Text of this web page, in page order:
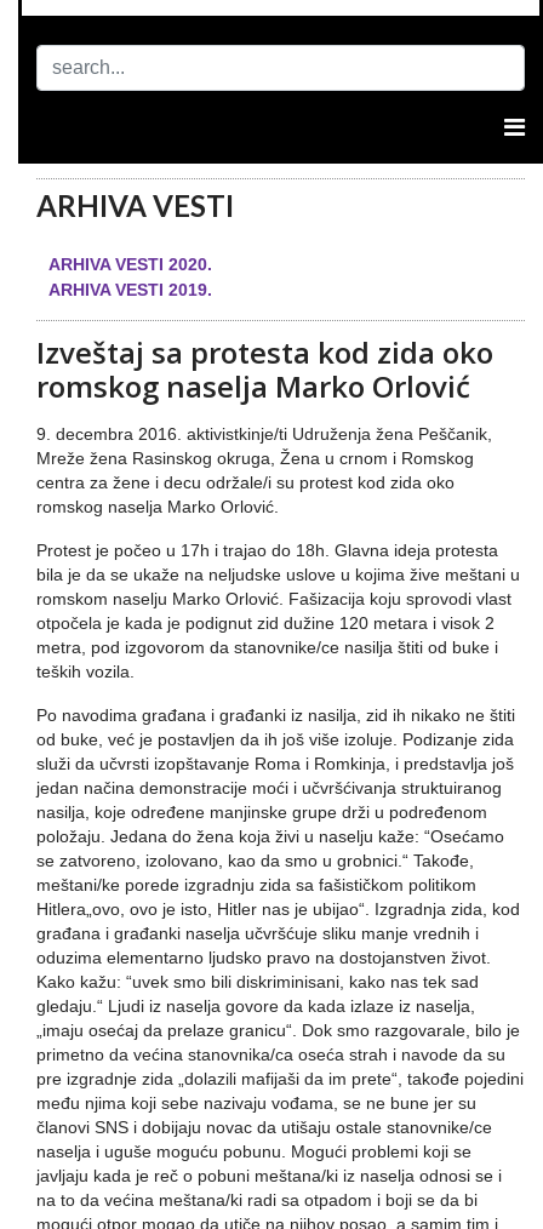
ARHIVA VESTI
ARHIVA VESTI 2020.
ARHIVA VESTI 2019.
Izveštaj sa protesta kod zida oko
romskog naselja Marko Orlović
9. decembra 2016. aktivistkinje/ti Udruženja žena Peščanik,
Mreže žena Rasinskog okruga, Žena u crnom i Romskog
centra za žene i decu održale/i su protest kod zida oko
romskog naselja Marko Orlović.
Protest je počeo u 17h i trajao do 18h. Glavna ideja protesta
bila je da se ukaže na neljudske uslove u kojima žive meštani u
romskom naselju Marko Orlović. Fašizacija koju sprovodi vlast
otpočela je kada je podignut zid dužine 120 metara i visok 2
metra, pod izgovorom da stanovnike/ce nasilja štiti od buke i
teških vozila.
Po navodima građana i građanki iz nasilja, zid ih nikako ne štiti
od buke, već je postavljen da ih još više izoluje. Podizanje zida
služi da učvrsti izopštavanje Roma i Romkinja, i predstavlja još
jedan načina demonstracije moći i učvršćivanja struktuiranog
nasilja, koje određene manjinske grupe drži u podređenom
položaju. Jedana do žena koja živi u naselju kaže: “Osećamo
se zatvoreno, izolovano, kao da smo u grobnici.“ Takođe,
meštani/ke porede izgradnju zida sa fašističkom politikom
Hitlera„ovo, ovo je isto, Hitler nas je ubijao“. Izgradnja zida, kod
građana i građanki naselja učvršćuje sliku manje vrednih i
oduzima elementarno ljudsko pravo na dostojanstven život.
Kako kažu: “uvek smo bili diskriminisani, kako nas tek sad
gledaju.“ Ljudi iz naselja govore da kada izlaze iz naselja,
„imaju osećaj da prelaze granicu“. Dok smo razgovarale, bilo je
primetno da većina stanovnika/ca oseća strah i navode da su
pre izgradnje zida „dolazili mafijaši da im prete“, takođe pojedini
među njima koji sebe nazivaju vođama, se ne bune jer su
članovi SNS i dobijaju novac da utišaju ostale stanovnike/ce
naselja i uguše moguću pobunu. Mogući problemi koji se
javljaju kada je reč o pobuni meštana/ki iz naselja odnosi se i
na to da većina meštana/ki radi sa otpadom i boji se da bi
mogući otpor mogao da utiče na njihov posao, a samim tim i